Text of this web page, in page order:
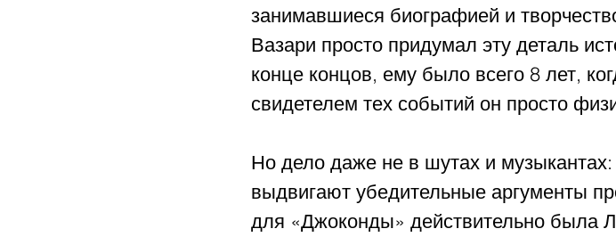
занимавшиеся биографией и
Вазари просто придумал эту деталь
конце концов, ему было всего 8 лет,
свидетелем тех событий он просто
Но дело даже не в шутах и
выдвигают убедительные аргументы
для «Джоконды» действительно была